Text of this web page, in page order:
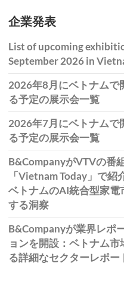
企業発表
List of upcoming
September 2026 in
2026年8月にベトナムで
る予定の展示会一覧
2026年7月にベトナムで
る予定の展示会一覧
B&CompanyがVTVの番
「Vietnam Today」で紹
ベトナムのAI統合型家電
する洞察
B&Companyが業界レポ
ョンを開設：ベトナム市
る詳細なセクターレポー